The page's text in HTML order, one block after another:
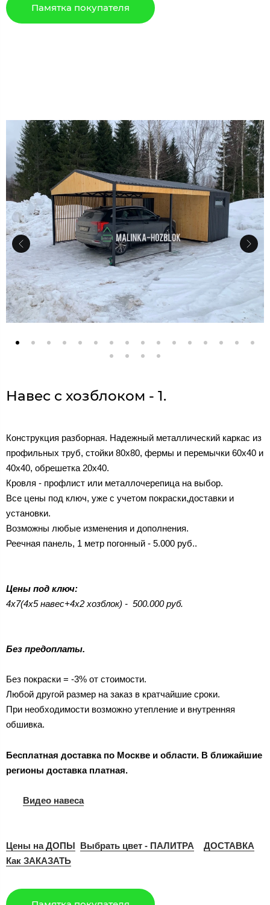
Памятка покупателя
Навес с хозблоком - 1.
Конструкция разборная. Надежный металлический каркас из
профильных труб, стойки 80х80, фермы и перемычки 60х40 и
40х40, обрешетка 20х40.
Кровля - профлист или металлочерепица на выбор.
Все цены под ключ, уже с учетом покраски,доставки и
установки.
Возможны любые изменения и дополнения.
Реечная панель, 1 метр погонный - 5.000 руб..
Цены под ключ:
4х7(4х5 навес+4х2 хозблок) - 500.000 руб.
Без предоплаты.
Без покраски = -3% от стоимости.
Любой другой размер на заказ в кратчайшие сроки.
При необходимости возможно утепление и внутренняя
обшивка.
Бесплатная доставка по Москве и области. В ближайшие
регионы доставка платная.
Видео навеса
Цены на ДОПЫ Выбрать цвет - ПАЛИТРА
ДОСТАВКА
Как ЗАКАЗАТЬ